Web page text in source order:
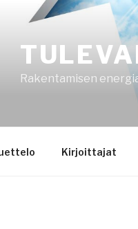
Rakentamisen
Kirjoittajat